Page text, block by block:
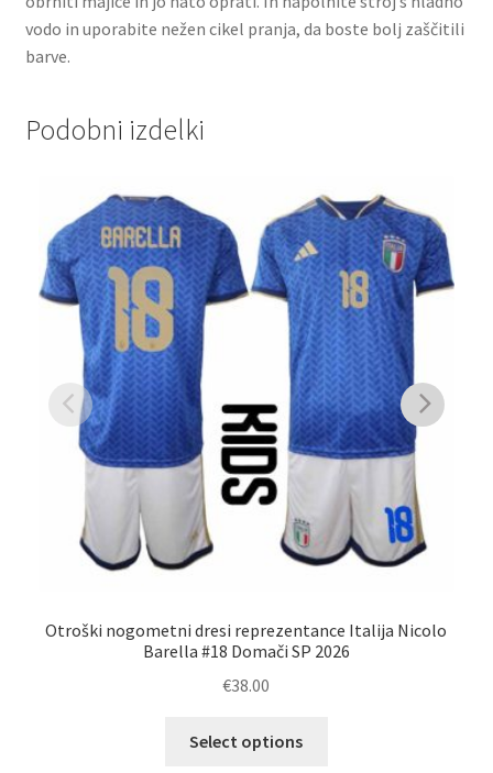
vodo in uporabite nežen cikel pranja, da boste bolj zaščitili
barve.
Podobni izdelki
Otroški nogometni dresi reprezentance Italija Nicolo
Barella #18 Domači SP 2026
€38.00
Select options